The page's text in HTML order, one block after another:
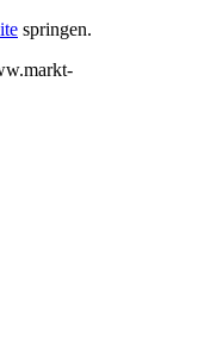
springen.